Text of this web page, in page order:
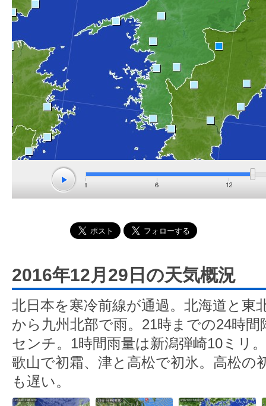
2016年12月29日の天気概況
北日本を寒冷前線が通過。北海道と東
から九州北部で雨。21時までの24時間
センチ。1時間雨量は新潟弾崎10ミリ
歌山で初霜、津と高松で初氷。高松の
も遅い。